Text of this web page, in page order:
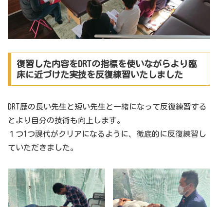
復習した内容をDRTの指標を使いながらより臨
床に近づけた実技を反復練習いたしました
DRT歴の長い先生と短い先生と一緒になって反復練習する
とより自分の技術も向上します。
１つ1つ課代がクリアになるように、徹底的に反復練習し
ていただきました。